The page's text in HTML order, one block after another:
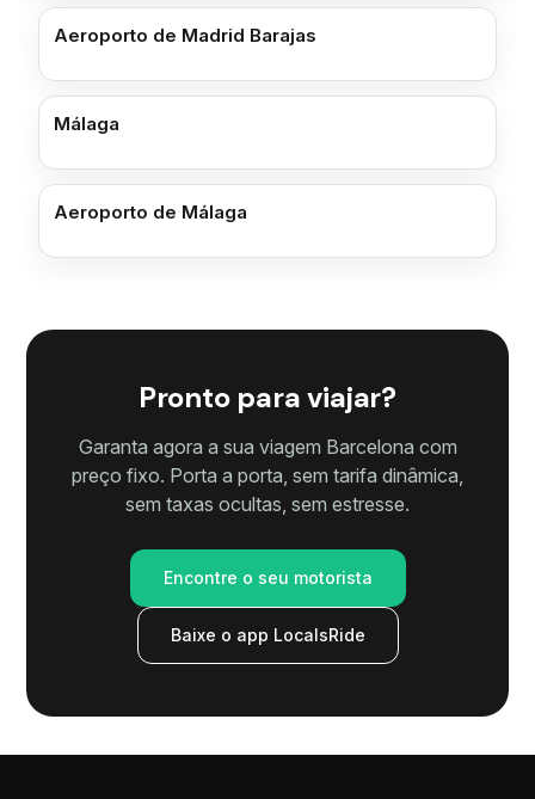
Aeroporto de Madrid Barajas
Málaga
Aeroporto de Málaga
Pronto para viajar?
Garanta agora a sua viagem Barcelona com
preço fixo. Porta a porta, sem tarifa dinâmica,
sem taxas ocultas, sem estresse.
Encontre o seu motorista
Baixe o app LocalsRide